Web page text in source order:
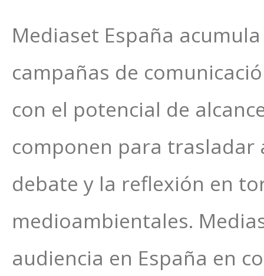
Mediaset España
campañas de
con el potencial de
componen para trasladar
debate y la reflexión en
medioambientales.
audiencia en España en